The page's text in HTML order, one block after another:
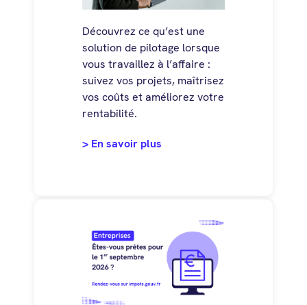
Découvrez ce qu’est une
solution de pilotage lorsque
vous travaillez à l’affaire :
suivez vos projets, maîtrisez
vos coûts et améliorez votre
rentabilité.
> En savoir plus